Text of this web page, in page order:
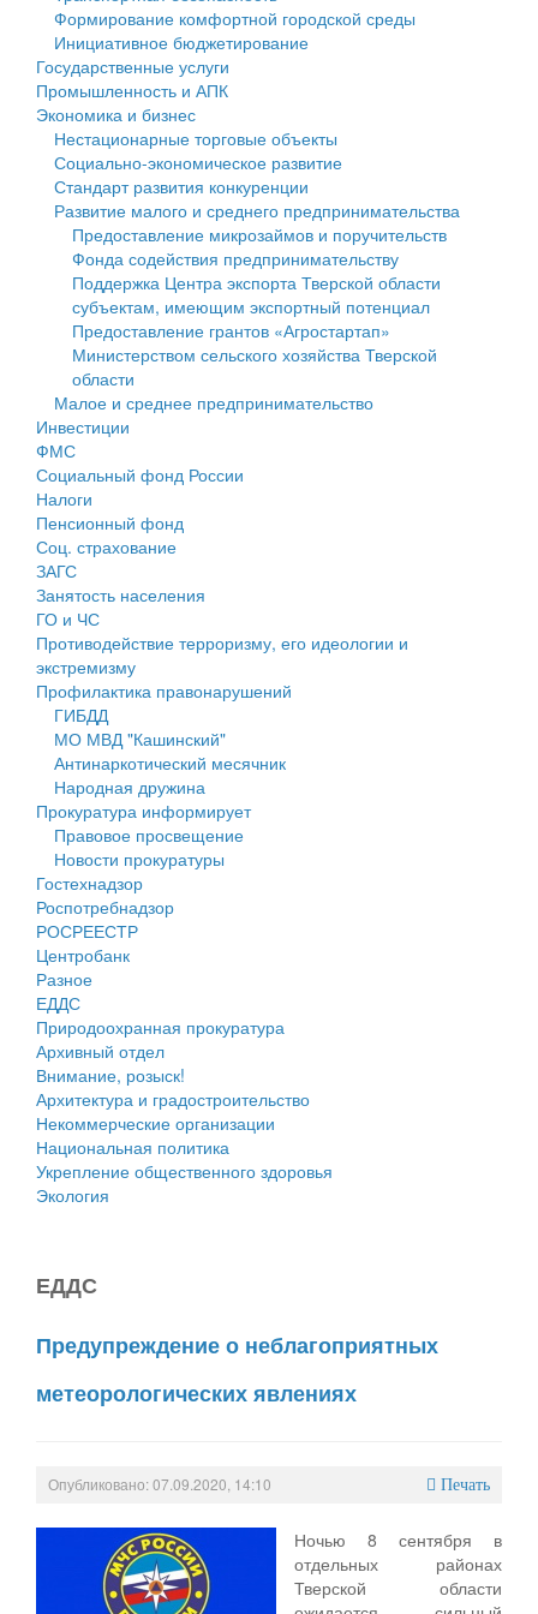
Государственные услуги
Промышленность и АПК
Экономика и бизнес
Символика
Устав
Гостям округа
Туризм
Культура
Образование
Здравоохранение
Социальная защита
Фотоальбом
муниципального округа Тверской области
Администрация Кашинского муниципального округа
Тверской области
Управление сельскими территориями
Открытые данные
Работа с обращениями граждан
Муниципальный контроль
Муниципальные услуги
Проекты административных регламентов
Антимонопольный комплаенс
Противодействие коррупции
Финансовое управление
Бюджет для граждан
Имущество
Выявление правообладателей ранее учтенных
объектов недвижимости
Имущественная поддержка субъектов малого и
среднего предпринимательства
Информационная поддержка субъектов малого и
среднего предпринимательства
Муниципальные программы
Контрольно-счетная палата
Персональные данные
Оценка регулирующего воздействия
Деятельность МУ
Нормативы градостроительного проектирования
Правила землепользования и застройки
Генеральные планы
Проекты планировки территории
Собрание депутатов
Городское поселение
Сельские поселения
Формирование комфортной городской среды
Инициативное бюджетирование
Государственные услуги
Промышленность и АПК
Экономика и бизнес
Нестационарные торговые объекты
Социально-экономическое развитие
Стандарт развития конкуренции
Развитие малого и среднего предпринимательства
Предоставление микрозаймов и поручительств
Фонда содействия предпринимательству
Поддержка Центра экспорта Тверской области
субъектам, имеющим экспортный потенциал
Предоставление грантов «Агростартап»
Министерством сельского хозяйства Тверской
области
Малое и среднее предпринимательство
Инвестиции
ФМС
Социальный фонд России
Налоги
Пенсионный фонд
Соц. страхование
ЗАГС
Занятость населения
ГО и ЧС
Противодействие терроризму, его идеологии и
экстремизму
Профилактика правонарушений
ГИБДД
МО МВД "Кашинский"
Антинаркотический месячник
Народная дружина
Прокуратура информирует
Правовое просвещение
Новости прокуратуры
Гостехнадзор
Роспотребнадзор
РОСРЕЕСТР
Центробанк
Разное
ЕДДС
Природоохранная прокуратура
Архивный отдел
Внимание, розыск!
Архитектура и градостроительство
Некоммерческие организации
Национальная политика
Укрепление общественного здоровья
Экология
ЕДДС
Предупреждение о неблагоприятных
метеорологических явлениях
Опубликовано: 07.09.2020, 14:10 Печать
Ночью 8 сентября в
отдельных районах
Тверской области